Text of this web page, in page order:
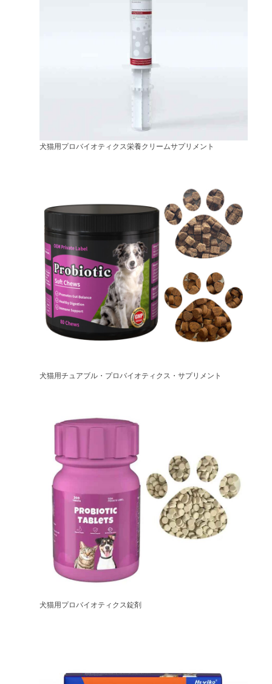
犬猫用プロバイオティクス栄養クリームサプリメント
犬猫用チュアブル・プロバイオティクス・サプリメント
犬猫用プロバイオティクス錠剤